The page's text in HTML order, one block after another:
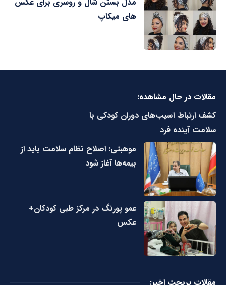
های میکاپ
مقالات در حال مشاهده:
کشف ارتباط آسیب‌های دوران کودکی با
سلامت آینده فرد
موهبتی: اصلاح نظام سلامت باید از
بیمه‌ها آغاز شود
عمو پورنگ در مرکز طبی کودکان+
عکس